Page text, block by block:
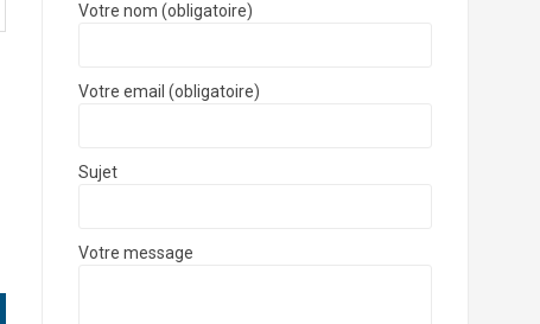
Votre nom (obligatoire)
Votre email (obligatoire)
Sujet
Votre message